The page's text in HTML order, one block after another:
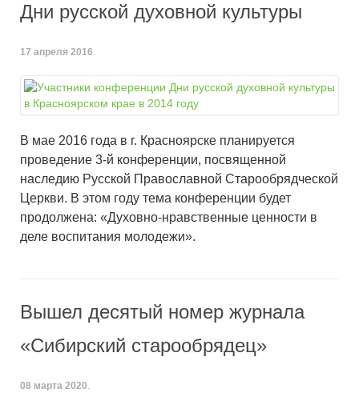
Дни русской духовной культуры
17 апреля 2016.
В мае 2016 года в г. Красноярске планируется
проведение 3-й конференции, посвященной
наследию Русской Православной Старообрядческой
Церкви. В этом году тема конференции будет
продолжена: «Духовно-нравственные ценности в
деле воспитания молодежи».
Вышел десятый номер журнала
«Сибирский старообрядец»
08 марта 2020.